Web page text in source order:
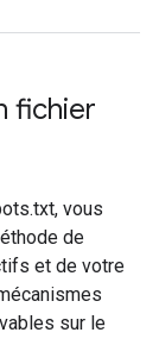
fichier
vous
de
et de votre
sur le